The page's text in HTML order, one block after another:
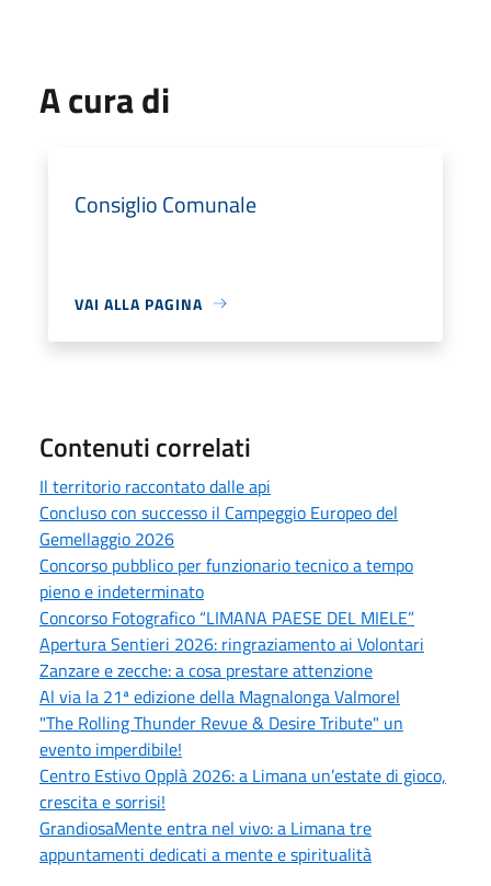
A cura di
Consiglio Comunale
VAI ALLA PAGINA
Contenuti correlati
Il territorio raccontato dalle api
Concluso con successo il Campeggio Europeo del
Gemellaggio 2026
Concorso pubblico per funzionario tecnico a tempo
pieno e indeterminato
Concorso Fotografico “LIMANA PAESE DEL MIELE”
Apertura Sentieri 2026: ringraziamento ai Volontari
Zanzare e zecche: a cosa prestare attenzione
Al via la 21ª edizione della Magnalonga Valmorel
"The Rolling Thunder Revue & Desire Tribute" un
evento imperdibile!
Centro Estivo Opplà 2026: a Limana un’estate di gioco,
crescita e sorrisi!
GrandiosaMente entra nel vivo: a Limana tre
appuntamenti dedicati a mente e spiritualità